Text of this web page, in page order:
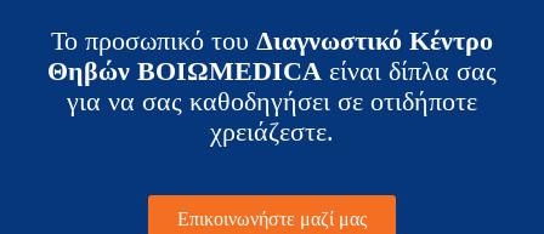
Το προσωπικό του Διαγνωστικό Κέντρο
Θηβών ΒΟΙΩMEDICA είναι δίπλα σας
για να σας καθοδηγήσει σε οτιδήποτε
χρειάζεστε.
Επικοινωνήστε μαζί μας